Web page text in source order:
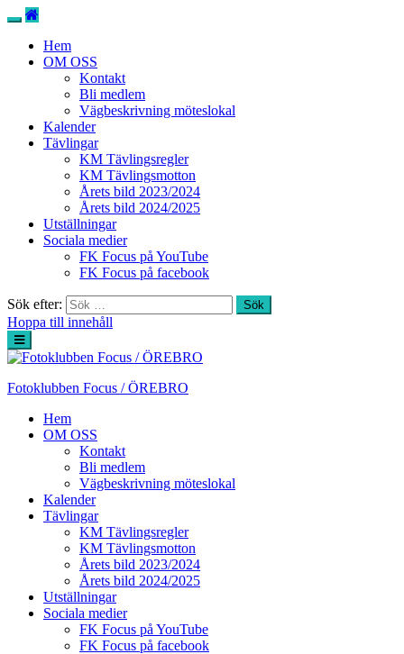
Hem
OM OSS
Kontakt
Bli medlem
Vägbeskrivning möteslokal
Kalender
Tävlingar
KM Tävlingsregler
KM Tävlingsmotton
Årets bild 2023/2024
Årets bild 2024/2025
Utställningar
Sociala medier
FK Focus på YouTube
FK Focus på facebook
Sök efter:
Hoppa till innehåll
Fotoklubben Focus / ÖREBRO
Hem
OM OSS
Kontakt
Bli medlem
Vägbeskrivning möteslokal
Kalender
Tävlingar
KM Tävlingsregler
KM Tävlingsmotton
Årets bild 2023/2024
Årets bild 2024/2025
Utställningar
Sociala medier
FK Focus på YouTube
FK Focus på facebook